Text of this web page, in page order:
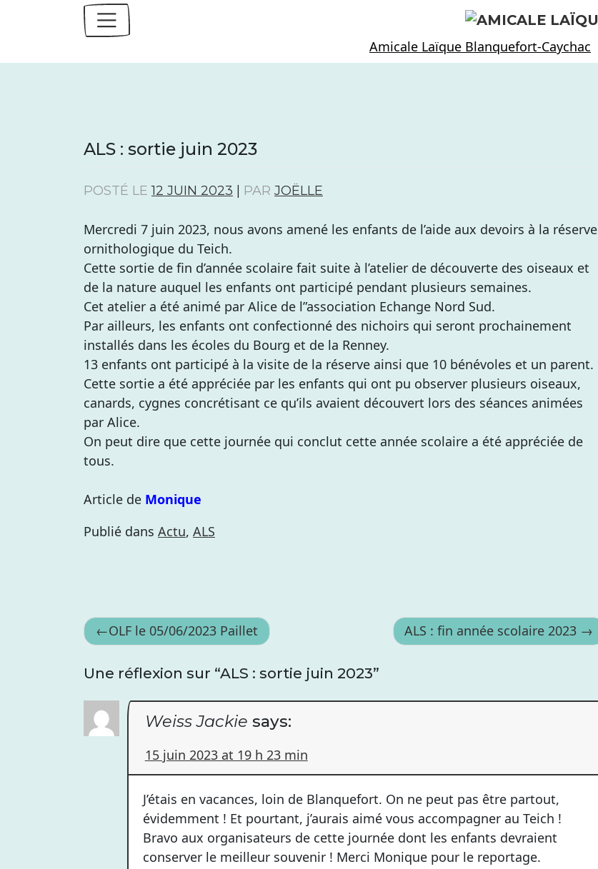
Amicale Laïque Blanquefort-Caychac
ALS : sortie juin 2023
POSTÉ LE12 JUIN 2023 PAR JOËLLE
Mercredi 7 juin 2023, nous avons amené les enfants de l’aide aux devoirs à la réserve
ornithologique du Teich.
Cette sortie de fin d’année scolaire fait suite à l’atelier de découverte des oiseaux et
de la nature auquel les enfants ont participé pendant plusieurs semaines.
Cet atelier a été animé par Alice de l”association Echange Nord Sud.
Par ailleurs, les enfants ont confectionné des nichoirs qui seront prochainement
installés dans les écoles du Bourg et de la Renney.
13 enfants ont participé à la visite de la réserve ainsi que 10 bénévoles et un parent.
Cette sortie a été appréciée par les enfants qui ont pu observer plusieurs oiseaux,
canards, cygnes concrétisant ce qu’ils avaient découvert lors des séances animées
par Alice.
On peut dire que cette journée qui conclut cette année scolaire a été appréciée de
tous.
Article de Monique
Publié dans Actu, ALS
Navigation
de
l’article
OLF le 05/06/2023 Paillet ALS : fin année scolaire 2023
Une réflexion sur “ALS : sortie juin 2023”
Weiss Jackie says:
15 juin 2023 at 19 h 23 min
J’étais en vacances, loin de Blanquefort. On ne peut pas être partout,
évidemment ! Et pourtant, j’aurais aimé vous accompagner au Teich !
Bravo aux organisateurs de cette journée dont les enfants devraient
conserver le meilleur souvenir ! Merci Monique pour le reportage.